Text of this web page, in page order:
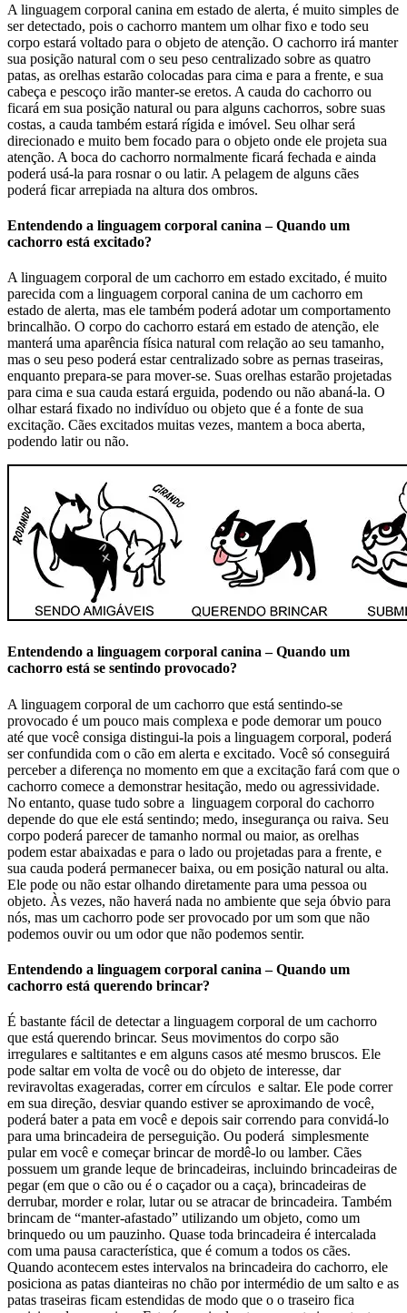
A linguagem corporal canina em estado de alerta, é muito simples de
ser detectado, pois o cachorro mantem um olhar fixo e todo seu
corpo estará voltado para o objeto de atenção. O cachorro irá manter
sua posição natural com o seu peso centralizado sobre as quatro
patas, as orelhas estarão colocadas para cima e para a frente, e sua
cabeça e pescoço irão manter-se eretos. A cauda do cachorro ou
ficará em sua posição natural ou para alguns cachorros, sobre suas
costas, a cauda também estará rígida e imóvel. Seu olhar será
direcionado e muito bem focado para o objeto onde ele projeta sua
atenção. A boca do cachorro normalmente ficará fechada e ainda
poderá usá-la para rosnar o ou latir. A pelagem de alguns cães
poderá ficar arrepiada na altura dos ombros.
Entendendo a linguagem corporal canina – Quando um
cachorro está excitado?
A linguagem corporal de um cachorro em estado excitado, é muito
parecida com a linguagem corporal canina de um cachorro em
estado de alerta, mas ele também poderá adotar um comportamento
brincalhão. O corpo do cachorro estará em estado de atenção, ele
manterá uma aparência física natural com relação ao seu tamanho,
mas o seu peso poderá estar centralizado sobre as pernas traseiras,
enquanto prepara-se para mover-se. Suas orelhas estarão projetadas
para cima e sua cauda estará erguida, podendo ou não abaná-la. O
olhar estará fixado no indivíduo ou objeto que é a fonte de sua
excitação. Cães excitados muitas vezes, mantem a boca aberta,
podendo latir ou não.
Entendendo a linguagem corporal canina – Quando um
cachorro está se sentindo provocado?
A linguagem corporal de um cachorro que está sentindo-se
provocado é um pouco mais complexa e pode demorar um pouco
até que você consiga distingui-la pois a linguagem corporal, poderá
ser confundida com o cão em alerta e excitado. Você só conseguirá
perceber a diferença no momento em que a excitação fará com que o
cachorro comece a demonstrar hesitação, medo ou agressividade.
No entanto, quase tudo sobre a linguagem corporal do cachorro
depende do que ele está sentindo; medo, insegurança ou raiva. Seu
corpo poderá parecer de tamanho normal ou maior, as orelhas
podem estar abaixadas e para o lado ou projetadas para a frente, e
sua cauda poderá permanecer baixa, ou em posição natural ou alta.
Ele pode ou não estar olhando diretamente para uma pessoa ou
objeto. Às vezes, não haverá nada no ambiente que seja óbvio para
nós, mas um cachorro pode ser provocado por um som que não
podemos ouvir ou um odor que não podemos sentir.
Entendendo a linguagem corporal canina – Quando um
cachorro está querendo brincar?
É bastante fácil de detectar a linguagem corporal de um cachorro
que está querendo brincar. Seus movimentos do corpo são
irregulares e saltitantes e em alguns casos até mesmo bruscos. Ele
pode saltar em volta de você ou do objeto de interesse, dar
reviravoltas exageradas, correr em círculos e saltar. Ele pode correr
em sua direção, desviar quando estiver se aproximando de você,
poderá bater a pata em você e depois sair correndo para convidá-lo
para uma brincadeira de perseguição. Ou poderá simplesmente
pular em você e começar brincar de mordê-lo ou lamber. Cães
possuem um grande leque de brincadeiras, incluindo brincadeiras de
pegar (em que o cão ou é o caçador ou a caça), brincadeiras de
derrubar, morder e rolar, lutar ou se atracar de brincadeira. Também
brincam de “manter-afastado” utilizando um objeto, como um
brinquedo ou um pauzinho. Quase toda brincadeira é intercalada
com uma pausa característica, que é comum a todos os cães.
Quando acontecem estes intervalos na brincadeira do cachorro, ele
posiciona as patas dianteiras no chão por intermédio de um salto e as
patas traseiras ficam estendidas de modo que o o traseiro fica